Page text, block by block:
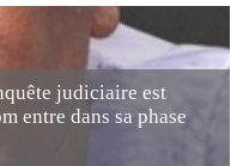
judiciaire est
entre dans sa phase